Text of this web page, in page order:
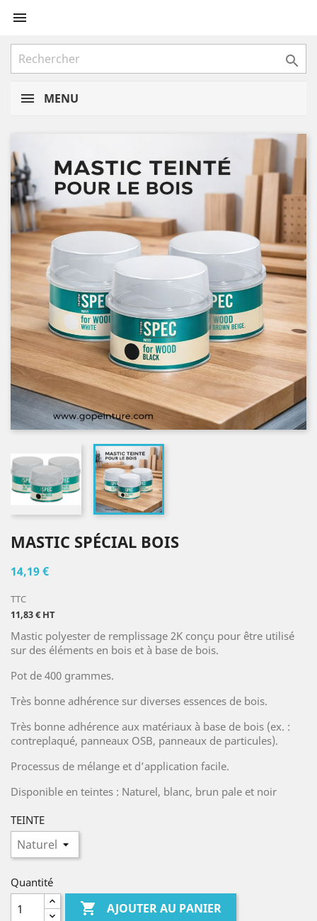


MENU
MASTIC SPÉCIAL BOIS
14,19 €
TTC
11,83 € HT
Mastic polyester de remplissage 2K conçu pour être utilisé
sur des éléments en bois et à base de bois.
Pot de 400 grammes.
Très bonne adhérence sur diverses essences de bois.
Très bonne adhérence aux matériaux à base de bois (ex. :
contreplaqué, panneaux OSB, panneaux de particules).
Processus de mélange et d’application facile.
Disponible en teintes : Naturel, blanc, brun pale et noir
TEINTE
Quantité
 AJOUTER AU PANIER